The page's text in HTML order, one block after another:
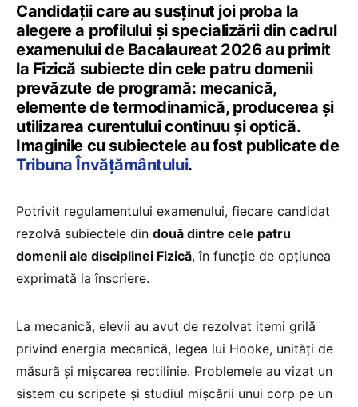
Candidații care au susținut joi proba la
alegere a profilului și specializării din cadrul
examenului de Bacalaureat 2026 au primit
la Fizică subiecte din cele patru domenii
prevăzute de programă: mecanică,
elemente de termodinamică, producerea și
utilizarea curentului continuu și optică.
Imaginile cu subiectele au fost publicate de
Tribuna Învățământului.
Potrivit regulamentului examenului, fiecare candidat
rezolvă subiectele din două dintre cele patru
domenii ale disciplinei Fizică, în funcție de opțiunea
exprimată la înscriere.
La mecanică, elevii au avut de rezolvat itemi grilă
privind energia mecanică, legea lui Hooke, unități de
măsură și mișcarea rectilinie. Problemele au vizat un
sistem cu scripete și studiul mișcării unui corp pe un